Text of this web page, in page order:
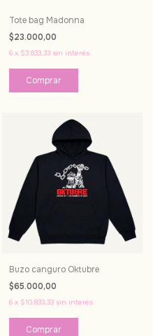
Tote bag Madonna
$23.000,00
6 x $3.833,33 sin interés
Buzo canguro Oktubre
$65.000,00
6 x $10.833,33 sin interés
Comprar